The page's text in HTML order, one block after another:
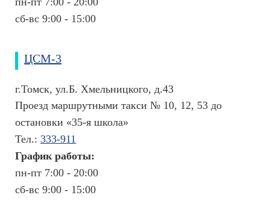
сб-вс 9:00 - 15:00
ЦСМ-3
г.Томск, ул.Б. Хмельницкого, д.43
Проезд маршрутными такси № 10, 12, 53 до
остановки «35-я школа»
Тел.: 333-911
График работы:
пн-пт 7:00 - 20:00
сб-вс 9:00 - 15:00